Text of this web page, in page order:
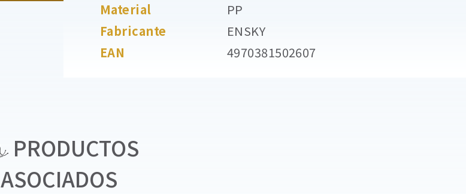
Material
PP
Fabricante
ENSKY
EAN
4970381502607
PRODUCTOS
ASOCIADOS